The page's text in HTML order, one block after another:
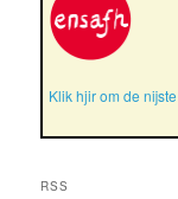
Klik hjir om de
RSS